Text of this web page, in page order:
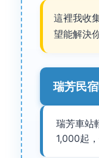
這裡我收
望能解決
瑞芳民
瑞芳車站
1,000起